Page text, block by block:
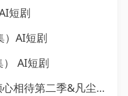
短剧
）AI短剧
AI短剧
得世家倾心相待第二季（67集）AI短剧